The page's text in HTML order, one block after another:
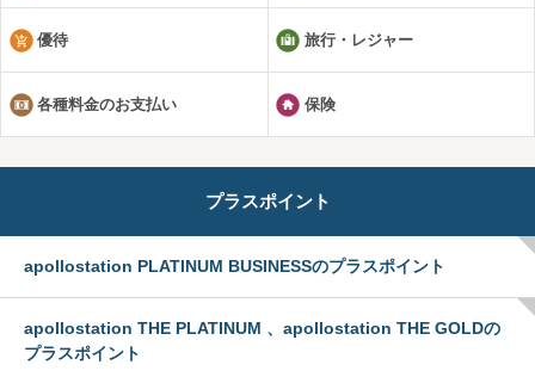
優待 旅行・レジャー
各種料金のお支払い 保険
プラスポイント
apollostation PLATINUM BUSINESSのプラスポイント
apollostation THE PLATINUM 、apollostation THE GOLDの
プラスポイント